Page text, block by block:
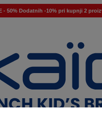
- 50% Dodatnih -10% pri kupnji 2